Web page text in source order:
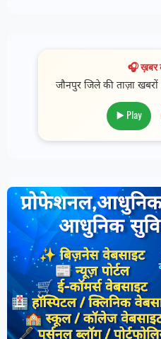
🎧 ख़बर
जौनपुर जिले की ताज़ा
▶️ Play